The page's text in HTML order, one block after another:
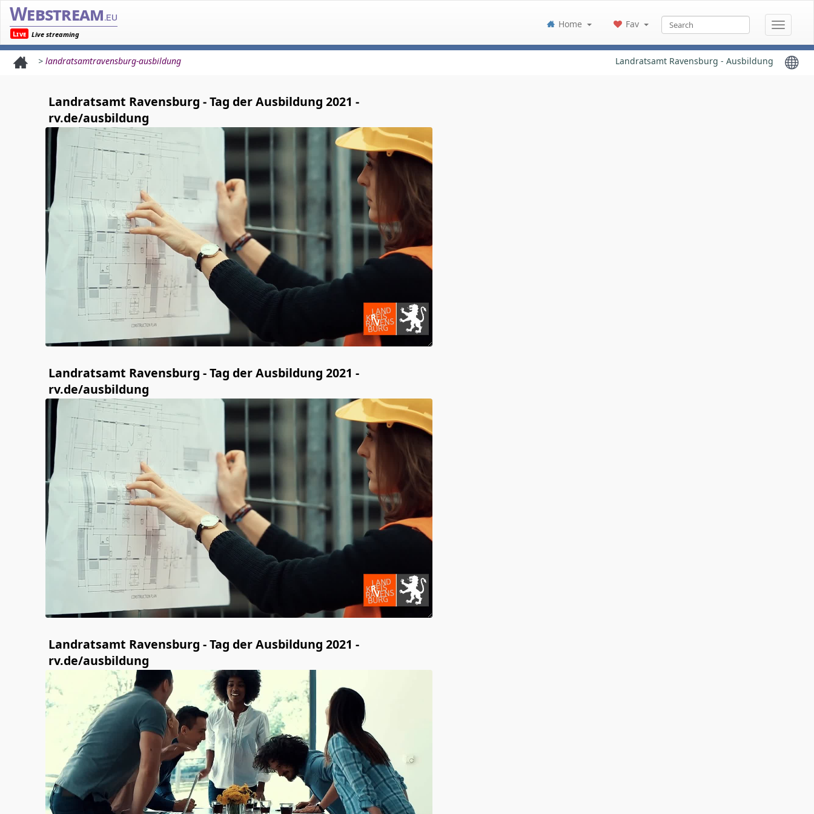
Webstream.eu
Live Live streaming
Home Fav
> landratsamtravensburg-ausbildung Landratsamt Ravensburg - Ausbildung
Landratsamt Ravensburg - Tag der Ausbildung 2021 -
rv.de/ausbildung
Landratsamt Ravensburg - Tag der Ausbildung 2021 -
rv.de/ausbildung
Landratsamt Ravensburg - Tag der Ausbildung 2021 -
rv.de/ausbildung